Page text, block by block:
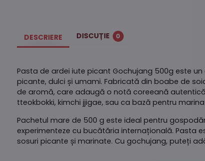
DESCRIERE DISCUȚIE 0
Pasta de ardei iute picant Gochujang 500g este
picante, dulci și umami. Fabricată din boabe de
de aromă, care adaugă o notă coreeană
tteokbokki, kimchi jjigae, sau ca bază pentru
Pachetul mare de 500 g este ideal pentru
experimenteze cu bucătăria internațională. Pasta
sosuri picante și marinate. Cu gochujang, puteți